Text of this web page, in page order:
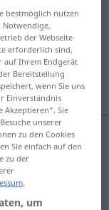
antippen)
bestmöglich nutzen
der Webseite
erforderlich sind,
auf Ihrem Endgerät
Bereitstellung
wenn Sie uns
Einverständnis
Akzeptieren“. Sie
unserer
zu den Cookies
Sie einfach auf den
zu der
.
um